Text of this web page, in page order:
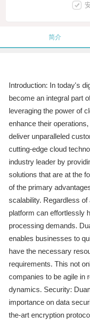
简介
Introduction: In today's
become an integral part
leveraging the power of
enhance their
deliver unparalleled
cutting-edge cloud
industry leader by
solutions that are at the
of the primary
scalability. Regardless
platform can effortlessly
processing demands.
enables businesses to
have the necessary
requirements. This not
companies to be agile in
dynamics. Security:
importance on data
the-art encryption